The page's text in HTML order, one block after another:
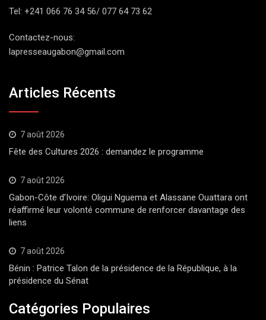
Tel: +241 066 76 34 56/ 077 64 73 62
Contactez-nous:
lapresseaugabon@gmail.com
Articles Récents
7 août 2026
Fête des Cultures 2026 : demandez le programme
7 août 2026
Gabon-Côte d’Ivoire: Oligui Nguema et Alassane Ouattara ont
réaffirmé leur volonté commune de renforcer davantage des
liens
7 août 2026
Bénin : Patrice Talon de la présidence de la République, à la
présidence du Sénat
Catégories Populaires